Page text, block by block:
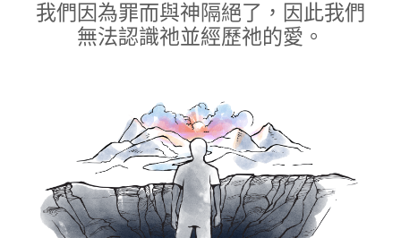
我們因為罪而與神隔絕了，因此我們
無法認識祂並經歷祂的愛。